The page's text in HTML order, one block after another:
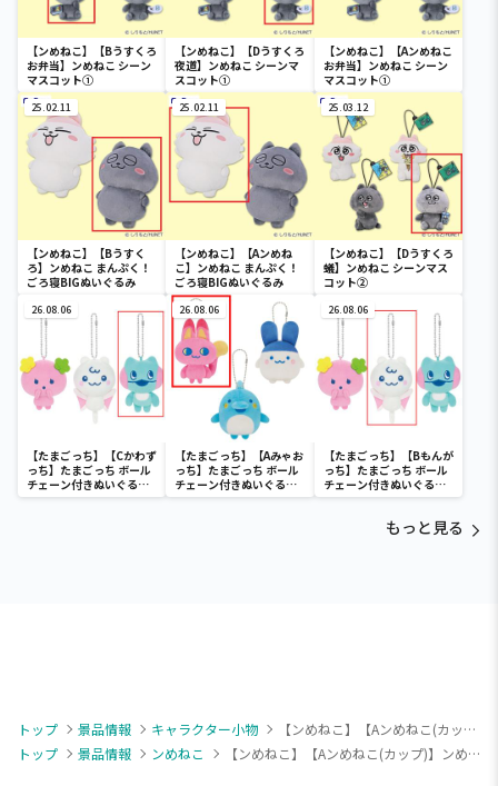
【ンめねこ】【Bうすくろ
お弁当】ンめねこ シーン
マスコット①
【ンめねこ】【Dうすくろ
夜道】ンめねこ シーンマ
スコット①
【ンめねこ】【Aンめねこ
お弁当】ンめねこ シーン
マスコット①
25.02.11
【ンめねこ】【Bうすく
ろ】ンめねこ まんぷく！
ごろ寝BIGぬいぐるみ
25.02.11
【ンめねこ】【Aンめね
こ】ンめねこ まんぷく！
ごろ寝BIGぬいぐるみ
25.03.12
【ンめねこ】【Dうすくろ
蟻】ンめねこ シーンマス
コット②
26.08.06
【たまごっち】【Cかわず
っち】たまごっち ボール
チェーン付きぬいぐるみ
～Tamagotchi
26.08.06
【たまごっち】【Aみゃお
っち】たまごっち ボール
チェーン付きぬいぐるみ
～Tamagotchi
26.08.06
【たまごっち】【Bもんが
っち】たまごっち ボール
チェーン付きぬいぐるみ
～Tamagotchi
もっと見る
トップ 景品情報 キャラクター小物
【ンめねこ】【Aンめねこ(カップ)】ンめねこ いろいろ表情マスコット
トップ
景品情報 ンめねこ 【ンめねこ】【Aンめねこ(カップ)】ンめねこ いろいろ表情マスコット